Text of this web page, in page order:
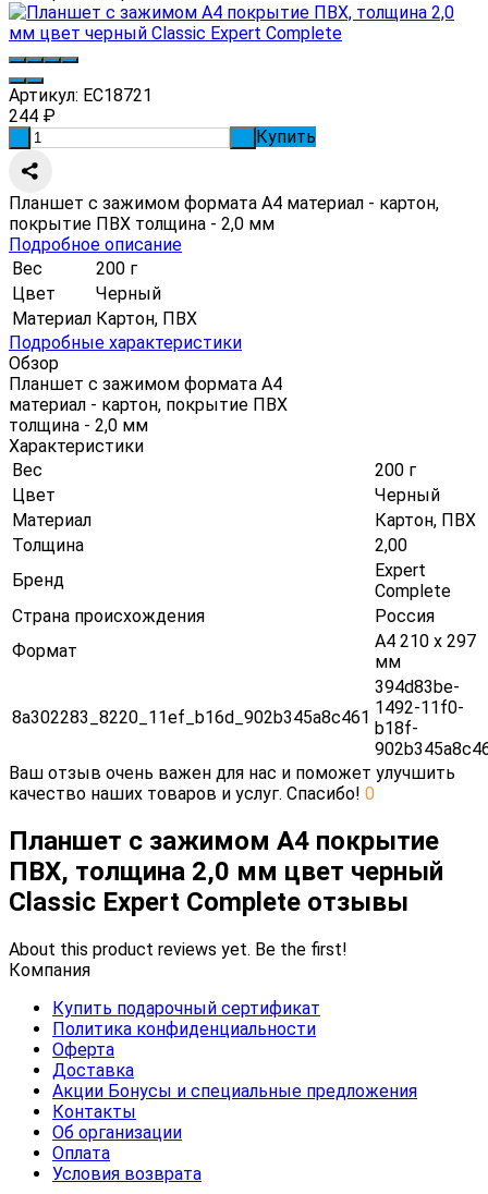
Артикул: EC18721
244 ₽
Купить
Планшет с зажимом формата А4 материал - картон,
покрытие ПВХ толщина - 2,0 мм
Подробное описание
Вес
200 г
Цвет
Черный
Материал Картон, ПВХ
Подробные характеристики
Обзор
Планшет с зажимом формата А4
материал - картон, покрытие ПВХ
толщина - 2,0 мм
Характеристики
Вес
200 г
Цвет
Черный
Материал
Картон, ПВХ
Толщина
2,00
Бренд
Expert
Complete
Страна происхождения
Россия
Формат
А4 210 х 297
мм
8a302283_8220_11ef_b16d_902b345a8c461
394d83be-
1492-11f0-
b18f-
Ваш отзыв очень важен для нас и поможет улучшить
качество наших товаров и услуг. Спасибо! 0
Планшет с зажимом А4 покрытие
ПВХ, толщина 2,0 мм цвет черный
Classic Expert Complete отзывы
About this product reviews yet. Be the first!
Компания
Купить подарочный сертификат
Политика конфиденциальности
Оферта
Доставка
Акции Бонусы и специальные предложения
Контакты
Об организации
Оплата
Условия возврата